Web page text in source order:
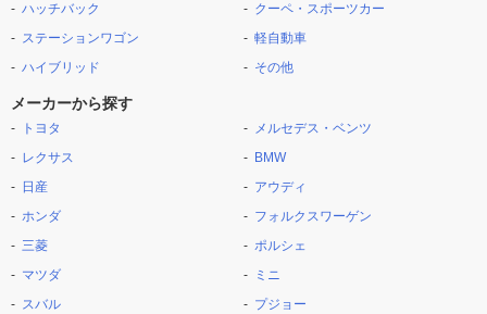
ハッチバック
ステーションワゴン
ハイブリッド
クーペ・スポーツカー
軽自動車
その他
メーカーから探す
トヨタ
レクサス
日産
ホンダ
三菱
マツダ
スバル
メルセデス・ベンツ
BMW
アウディ
フォルクスワーゲン
ポルシェ
ミニ
プジョー